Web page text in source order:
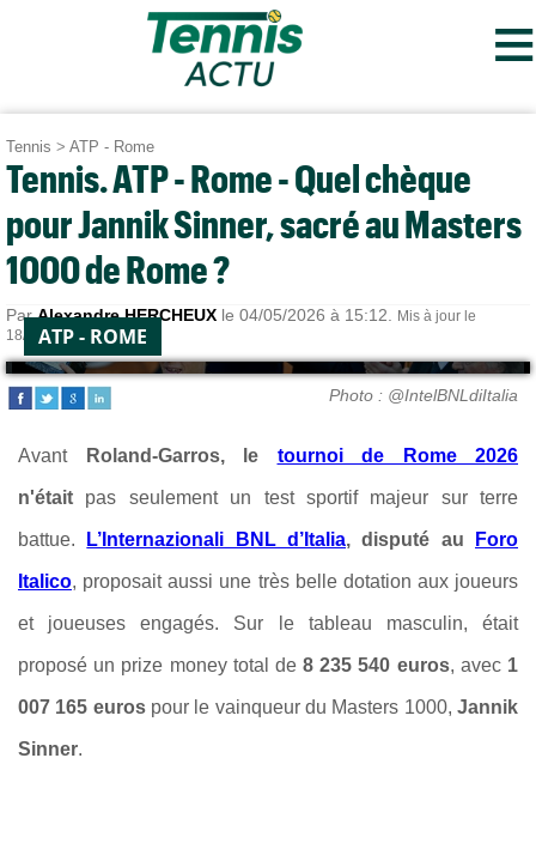
≡
Tennis > ATP - Rome
Tennis. ATP - Rome - Quel chèque
pour Jannik Sinner, sacré au Masters
1000 de Rome ?
ParAlexandre HERCHEUX le 04/05/2026 à 15:12.
Mis à jour le
18/05/2026 à 17:54.
ATP - ROME
Photo : @IntelBNLdiItalia
Avant Roland-Garros, le tournoi de Rome 2026
n'était pas seulement un test sportif majeur sur terre
battue. L’Internazionali BNL d’Italia, disputé au Foro
Italico, proposait aussi une très belle dotation aux joueurs
et joueuses engagés. Sur le tableau masculin, était
proposé un prize money total de8 235 540 euros, avec 1
007 165 eurospour le vainqueur du Masters 1000,Jannik
Sinner.